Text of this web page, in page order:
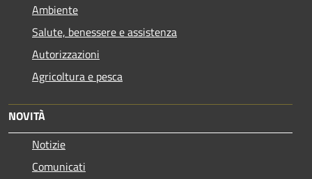
Ambiente
Salute, benessere e assistenza
Autorizzazioni
Agricoltura e pesca
NOVITÀ
Notizie
Comunicati